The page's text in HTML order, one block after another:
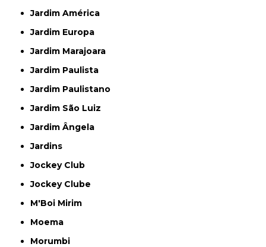
Jardim América
Jardim Europa
Jardim Marajoara
Jardim Paulista
Jardim Paulistano
Jardim São Luiz
Jardim Ângela
Jardins
Jockey Club
Jockey Clube
M'Boi Mirim
Moema
Morumbi